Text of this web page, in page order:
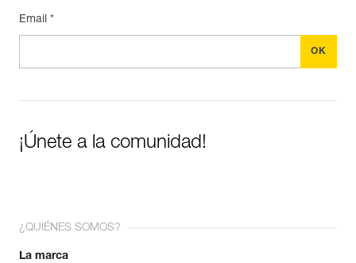
Email *
¡Únete a la comunidad!
¿QUIÉNES SOMOS?
La marca